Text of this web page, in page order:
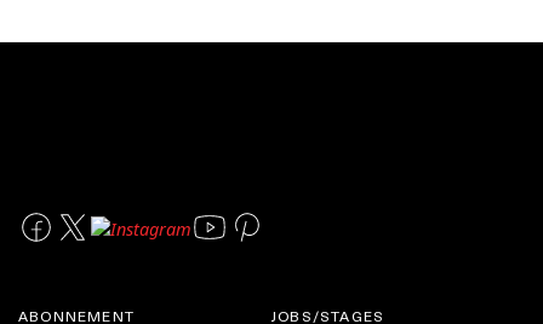
ABONNEMENT JOBS/STAGES